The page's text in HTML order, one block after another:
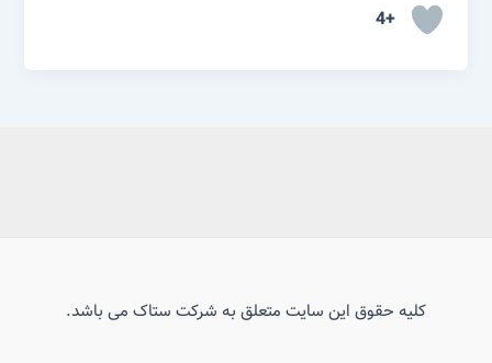
+4
کلیه حقوق این سایت متعلق به شرکت ستاک می باشد.